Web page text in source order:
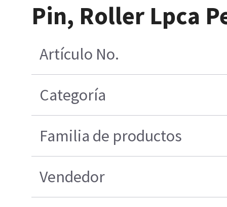
Pin, Roller Lpca
Artículo No.
Categoría
Familia de productos
Vendedor